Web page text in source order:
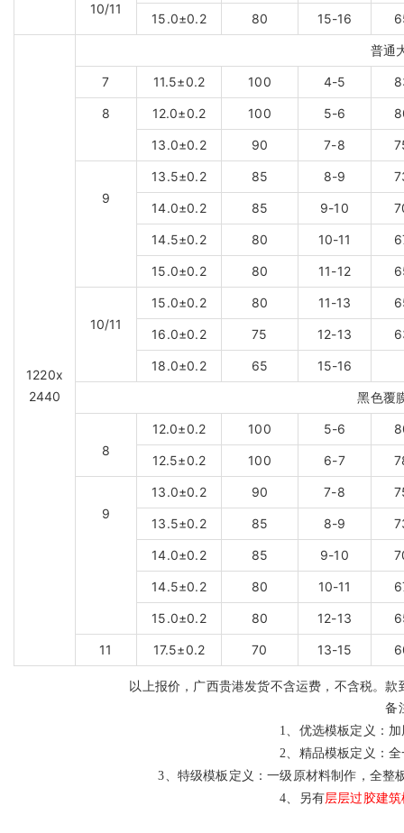
10/11
15.0±0.2 80 15-16
1220x
2440
普通
7 11.5±0.2 100 4-5
8 12.0±0.2 100 5-6
13.0±0.2 90 7-8
9
13.5±0.2 85 8-9
14.0±0.2 85 9-10
14.5±0.2 80 10-11
15.0±0.2 80 11-12
10/11
15.0±0.2 80 11-13
16.0±0.2 75 12-13
18.0±0.2 65 15-16
黑色覆
8
12.0±0.2 100 5-6
12.5±0.2 100 6-7
9
13.0±0.2 90 7-8
13.5±0.2 85 8-9
14.0±0.2 85 9-10
14.5±0.2 80 10-11
15.0±0.2 80 12-13
11 17.5±0.2 70 13-15
以上报价，广西贵港发货不含运费，不含税。
备
1、 优选模板定义：
2、 精品模板定义：
3、 特级模板定义：一级原材料制作，全整
4、另有层层过胶建